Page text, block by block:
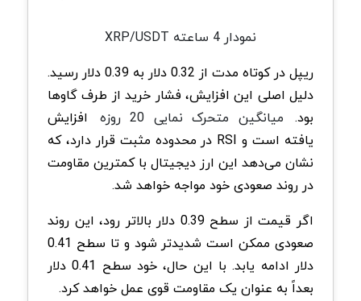
نمودار 4 ساعته XRP/USDT
ریپل در کوتاه‌ مدت از 0.32 دلار به 0.39 دلار رسید.
دلیل اصلی این افزایش، فشار خرید از طرف گاوها
بود. میانگین متحرک نمایی 20 روزه
افزایش
یافته است و RSI در محدوده مثبت قرار دارد، که
نشان می‌دهد این ارز دیجیتال با کمترین مقاومت
در روند صعودی خود مواجه خواهد شد.
اگر قیمت از سطح 0.39 دلار بالاتر رود، این روند
صعودی ممکن است شدیدتر شود و تا سطح 0.41
دلار ادامه یابد. با این حال، خود سطح 0.41 دلار
بعداً به عنوان یک مقاومت قوی عمل خواهد کرد.